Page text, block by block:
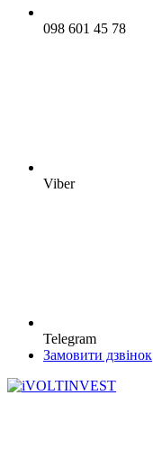
098 601 45 78
Viber
Telegram
Замовити дзвінок